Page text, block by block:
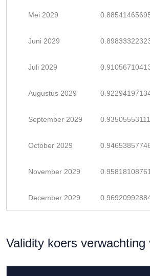
Mei 2029
Juni 2029
Juli 2029
Augustus 2029
September 2029
October 2029
November 2029
December 2029
Validity koers verwachting